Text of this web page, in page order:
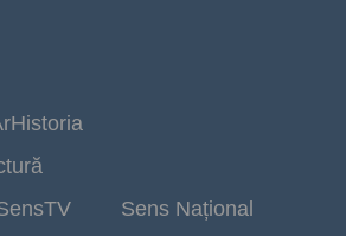
Sens Național